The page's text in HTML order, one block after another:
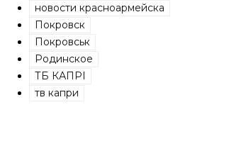
новости красноармейска
Покровск
Покровськ
Родинское
ТБ КАПРІ
тв капри